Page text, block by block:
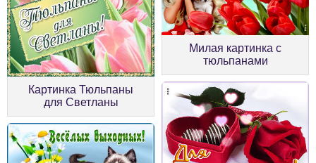
Картинка Тюльпаны
для Светланы
Милая картинка с
тюльпанами